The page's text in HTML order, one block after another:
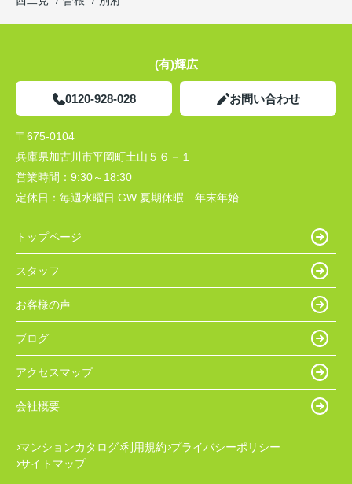
(有)輝広
0120-928-028 お問い合わせ
〒675-0104
兵庫県加古川市平岡町土山５６－１
営業時間： 9:30～18:30
定休日： 毎週水曜日 GW 夏期休暇 年末年始
トップページ
スタッフ
お客様の声
ブログ
アクセスマップ
会社概要
マンションカタログ 利用規約 プライバシーポリシー
サイトマップ